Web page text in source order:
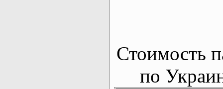
Стоимость
по